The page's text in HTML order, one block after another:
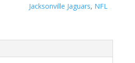
Jacksonville Jaguars, NFL